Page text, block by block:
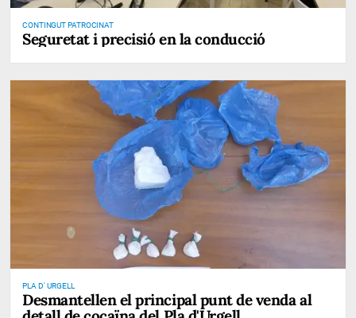
CONTINGUT PATROCINAT
Seguretat i precisió en la conducció
PLA D' URGELL
Desmantellen el principal punt de venda al